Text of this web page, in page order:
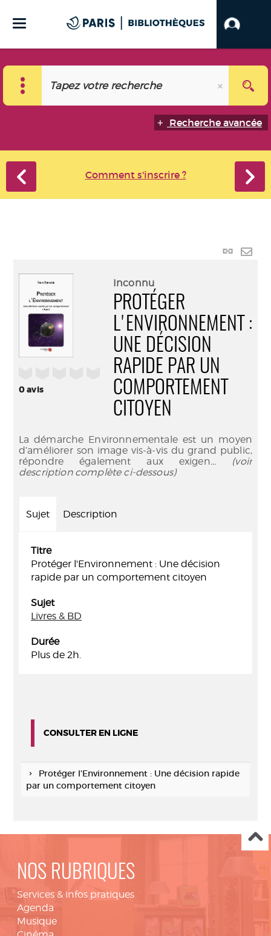
Recherche avancée
Comment s'inscrire ?
Lien
0avis
Inconnu
PROTÉGER
L'ENVIRONNEMENT :
UNE DÉCISION
RAPIDE PAR UN
COMPORTEMENT
CITOYEN
La démarche Environnementale est un moyen
d’améliorer son image vis-à-vis du grand public,
répondre également aux exigen... (voir
description complète ci-dessous)
Sujet Description
Titre
Protéger l'Environnement : Une décision
rapide par un comportement citoyen
Sujet
Livres & BD
Durée
Plus de 2h.
CONSULTER EN LIGNE
Protéger l'Environnement : Une décision rapide
par un comportement citoyen
NOS RUBRIQUES
Services & infos pratiques
Agenda
Musique